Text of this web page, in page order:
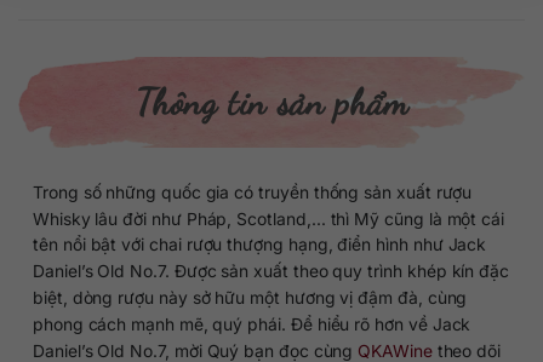
Thông tin sản phẩm
Trong số những quốc gia có truyền thống sản xuất rượu
Whisky lâu đời như Pháp, Scotland,… thì Mỹ cũng là một cái
tên nổi bật với chai rượu thượng hạng, điển hình như Jack
Daniel’s Old No.7. Được sản xuất theo quy trình khép kín đặc
biệt, dòng rượu này sở hữu một hương vị đậm đà, cùng
phong cách mạnh mẽ, quý phái. Để hiểu rõ hơn về Jack
Daniel’s Old No.7, mời Quý bạn đọc cùng QKAWinetheo dõi